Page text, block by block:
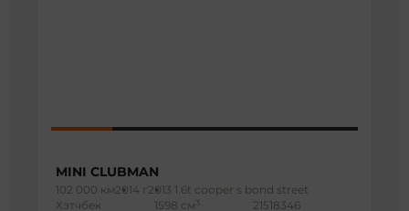
MINI CLUBMAN
102 000 км2014 г 2013 1.6t cooper s bond street
Хэтчбек
1598 см 3 21518346